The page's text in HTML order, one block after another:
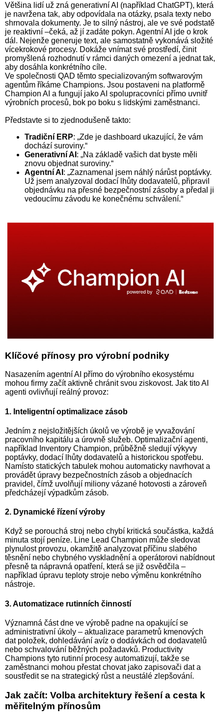
Většina lidí už zná generativní AI (například ChatGPT), která
je navržena tak, aby odpovídala na otázky, psala texty nebo
shrnovala dokumenty. Je to silný nástroj, ale ve své podstatě
je reaktivní –čeká, až jí zadáte pokyn. Agentní AI jde o krok
dál. Nejenže generuje text, ale samostatně vykonává složité
vícekrokové procesy. Dokáže vnímat své prostředí, činit
promyšlená rozhodnutí v rámci daných omezení a jednat tak,
aby dosáhla konkrétního cíle.
Ve společnosti QAD těmto specializovaným softwarovým
agentům říkáme Champions. Jsou postaveni na platformě
Champion AI a fungují jako AI spolupracovníci přímo uvnitř
výrobních procesů, bok po boku s lidskými zaměstnanci.
Představte si to zjednodušeně takto:
Tradiční ERP: „Zde je dashboard ukazující, že vám
dochází suroviny.“
Generativní AI : „Na základě vašich dat byste měli
znovu objednat suroviny.“
Agentní AI : „Zaznamenal jsem náhlý nárůst poptávky.
Už jsem analyzoval dodací lhůty dodavatelů, připravil
objednávku na přesné bezpečnostní zásoby a předal ji
vedoucímu závodu ke konečnému schválení.“
Klíčové přínosy pro výrobní podniky
Nasazením agentní AI přímo do výrobního ekosystému
mohou firmy začít aktivně chránit svou ziskovost. Jak tito AI
agenti ovlivňují reálný provoz:
1. Inteligentní optimalizace zásob
Jedním z nejsložitějších úkolů ve výrobě je vyvažování
pracovního kapitálu a úrovně služeb. Optimalizační agenti,
například Inventory Champion, průběžně sledují výkyvy
poptávky, dodací lhůty dodavatelů a historickou spotřebu.
Namísto statických tabulek mohou automaticky navrhovat a
provádět úpravy bezpečnostních zásob a objednacích
pravidel, čímž uvolňují miliony vázané hotovosti a zároveň
předcházejí výpadkům zásob.
2. Dynamické řízení výroby
Když se porouchá stroj nebo chybí kritická součástka, každá
minuta stojí peníze. Line Lead Champion může sledovat
plynulost provozu, okamžitě analyzovat příčinu slabého
těsnění nebo chybného vyskladnění a operátorovi nabídnout
přesně ta nápravná opatření, která se již osvědčila –
například úpravu teploty stroje nebo výměnu konkrétního
nástroje.
3. Automatizace rutinních činností
Významná část dne ve výrobě padne na opakující se
administrativní úkoly – aktualizace parametrů kmenových
dat položek, dohledávání avíz o dodávkách od dodavatelů
nebo schvalování běžných požadavků. Productivity
Champions tyto rutinní procesy automatizují, takže se
zaměstnanci mohou přestat chovat jako zapisovači dat a
soustředit se na strategický růst a neustálé zlepšování.
Jak začít: Volba architektury řešení a cesta k
měřitelným přínosům